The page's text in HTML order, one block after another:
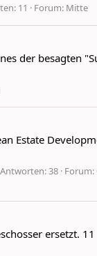
11 Forum: Mitte
der besagten
Estate
Antworten: 38 Forum:
ersetzt. 11